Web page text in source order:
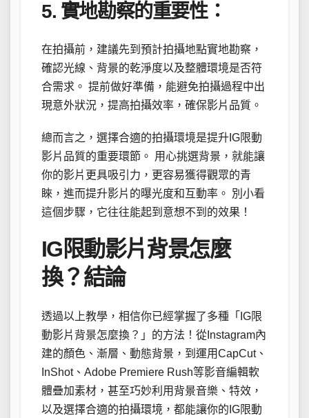
5. 實地勘察的重要性：
在拍攝前，建議先到預計拍攝地點實地勘察，
確認光線、背景的乾淨度以及整體環境是否符
合需求。 提前做好準備，能避免拍攝過程中出
現意外狀況，提高拍攝效率，確保影片品質。
總而言之，選擇合適的拍攝環境是提升IG限動
影片品質的重要環節。 用心挑選背景，就能讓
你的影片更具吸引力，更容易獲得觀眾的青
睞，進而提升影片的曝光度和互動率。 別小看
這個步驟，它往往能起到意想不到的效果！
IG限動影片背景怎麼
換？結論
透過以上教學，相信你已經掌握了多種「IG限
動影片背景怎麼換？」的方法！從Instagram內
建的顏色、漸層、動態背景，到運用CapCut、
InShot、Adobe Premiere Rush等影音編輯軟
體疊加素材，甚至巧妙利用背景音樂、特效，
以及選擇合適的拍攝環境，都能讓你的IG限動